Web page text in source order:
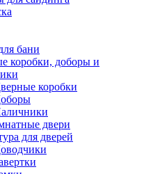
бани
коробки, доборы и
коробки
двери
для дверей